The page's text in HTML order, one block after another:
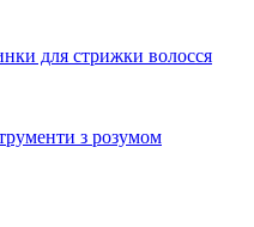
для стрижки волосся
з розумом